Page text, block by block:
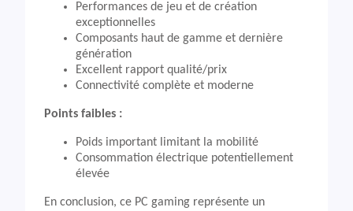
Performances de jeu et de création
exceptionnelles
Composants haut de gamme et dernière
génération
Excellent rapport qualité/prix
Connectivité complète et moderne
Points faibles :
Poids important limitant la mobilité
Consommation électrique potentiellement
élevée
En conclusion, ce PC gaming représente un